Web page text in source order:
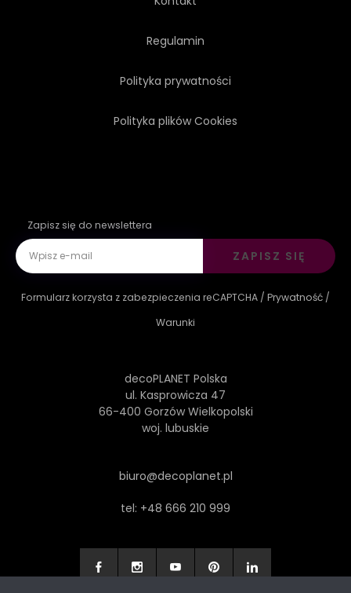
Regulamin
Polityka prywatności
Polityka plików Cookies
Zapisz się do newslettera
ZAPISZ SIĘ
Formularz korzysta z zabezpieczenia reCAPTCHA / Prywatność /
Warunki
decoPLANET Polska
ul. Kasprowicza 47
66-400 Gorzów Wielkopolski
woj. lubuskie
biuro@decoplanet.pl
tel: +48 666 210 999